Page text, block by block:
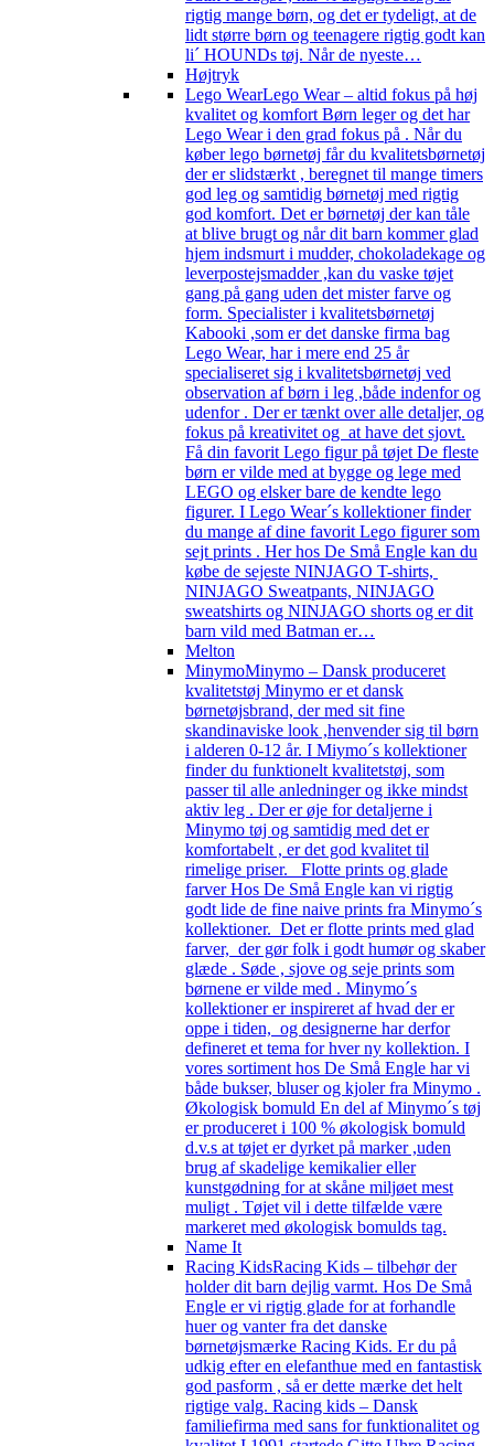
rigtig mange børn, og det er tydeligt, at de
lidt større børn og teenagere rigtig godt kan
li´ HOUNDs tøj. Når de nyeste…
Højtryk
Lego WearLego Wear – altid fokus på høj
kvalitet og komfort Børn leger og det har
Lego Wear i den grad fokus på . Når du
køber lego børnetøj får du kvalitetsbørnetøj
der er slidstærkt , beregnet til mange timers
god leg og samtidig børnetøj med rigtig
god komfort. Det er børnetøj der kan tåle
at blive brugt og når dit barn kommer glad
hjem indsmurt i mudder, chokoladekage og
leverpostejsmadder ,kan du vaske tøjet
gang på gang uden det mister farve og
form. Specialister i kvalitetsbørnetøj
Kabooki ,som er det danske firma bag
Lego Wear, har i mere end 25 år
specialiseret sig i kvalitetsbørnetøj ved
observation af børn i leg ,både indenfor og
udenfor . Der er tænkt over alle detaljer, og
fokus på kreativitet og at have det sjovt.
Få din favorit Lego figur på tøjet De fleste
børn er vilde med at bygge og lege med
LEGO og elsker bare de kendte lego
figurer. I Lego Wear´s kollektioner finder
du mange af dine favorit Lego figurer som
sejt prints . Her hos De Små Engle kan du
købe de sejeste NINJAGO T-shirts,
NINJAGO Sweatpants, NINJAGO
sweatshirts og NINJAGO shorts og er dit
barn vild med Batman er…
Melton
MinymoMinymo – Dansk produceret
kvalitetstøj Minymo er et dansk
børnetøjsbrand, der med sit fine
skandinaviske look ,henvender sig til børn
i alderen 0-12 år. I Miymo´s kollektioner
finder du funktionelt kvalitetstøj, som
passer til alle anledninger og ikke mindst
aktiv leg . Der er øje for detaljerne i
Minymo tøj og samtidig med det er
komfortabelt , er det god kvalitet til
rimelige priser. Flotte prints og glade
farver Hos De Små Engle kan vi rigtig
godt lide de fine naive prints fra Minymo´s
kollektioner. Det er flotte prints med glad
farver, der gør folk i godt humør og skaber
glæde . Søde , sjove og seje prints som
børnene er vilde med . Minymo´s
kollektioner er inspireret af hvad der er
oppe i tiden, og designerne har derfor
defineret et tema for hver ny kollektion. I
vores sortiment hos De Små Engle har vi
både bukser, bluser og kjoler fra Minymo .
Økologisk bomuld En del af Minymo´s tøj
er produceret i 100 % økologisk bomuld
d.v.s at tøjet er dyrket på marker ,uden
brug af skadelige kemikalier eller
kunstgødning for at skåne miljøet mest
muligt . Tøjet vil i dette tilfælde være
markeret med økologisk bomulds tag.
Name It
Racing KidsRacing Kids – tilbehør der
holder dit barn dejlig varmt. Hos De Små
Engle er vi rigtig glade for at forhandle
huer og vanter fra det danske
børnetøjsmærke Racing Kids. Er du på
udkig efter en elefanthue med en fantastisk
god pasform , så er dette mærke det helt
rigtige valg. Racing kids – Dansk
familiefirma med sans for funktionalitet og